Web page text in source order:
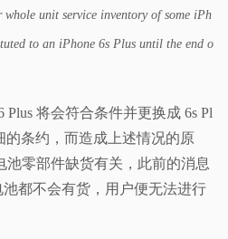
unit service inventory of some iPh
to an iPhone 6s Plus until the end o
Plus 将会符合条件并更换成 6s Pl
的条约，而造成上述情况的原
池零部件缺货有关，此前的消息
池都不会有货，用户便无法进行